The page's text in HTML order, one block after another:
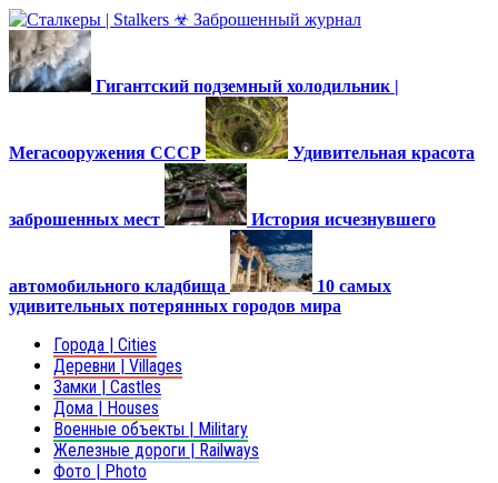
Гигантский подземный холодильник |
Мегасооружения СССР Удивительная красота
заброшенных мест История исчезнувшего
автомобильного кладбища
10 самых
удивительных потерянных городов мира
Города | Cities
Деревни | Villages
Замки | Castles
Дома | Houses
Военные объекты | Military
Железные дороги | Railways
Фото | Photo